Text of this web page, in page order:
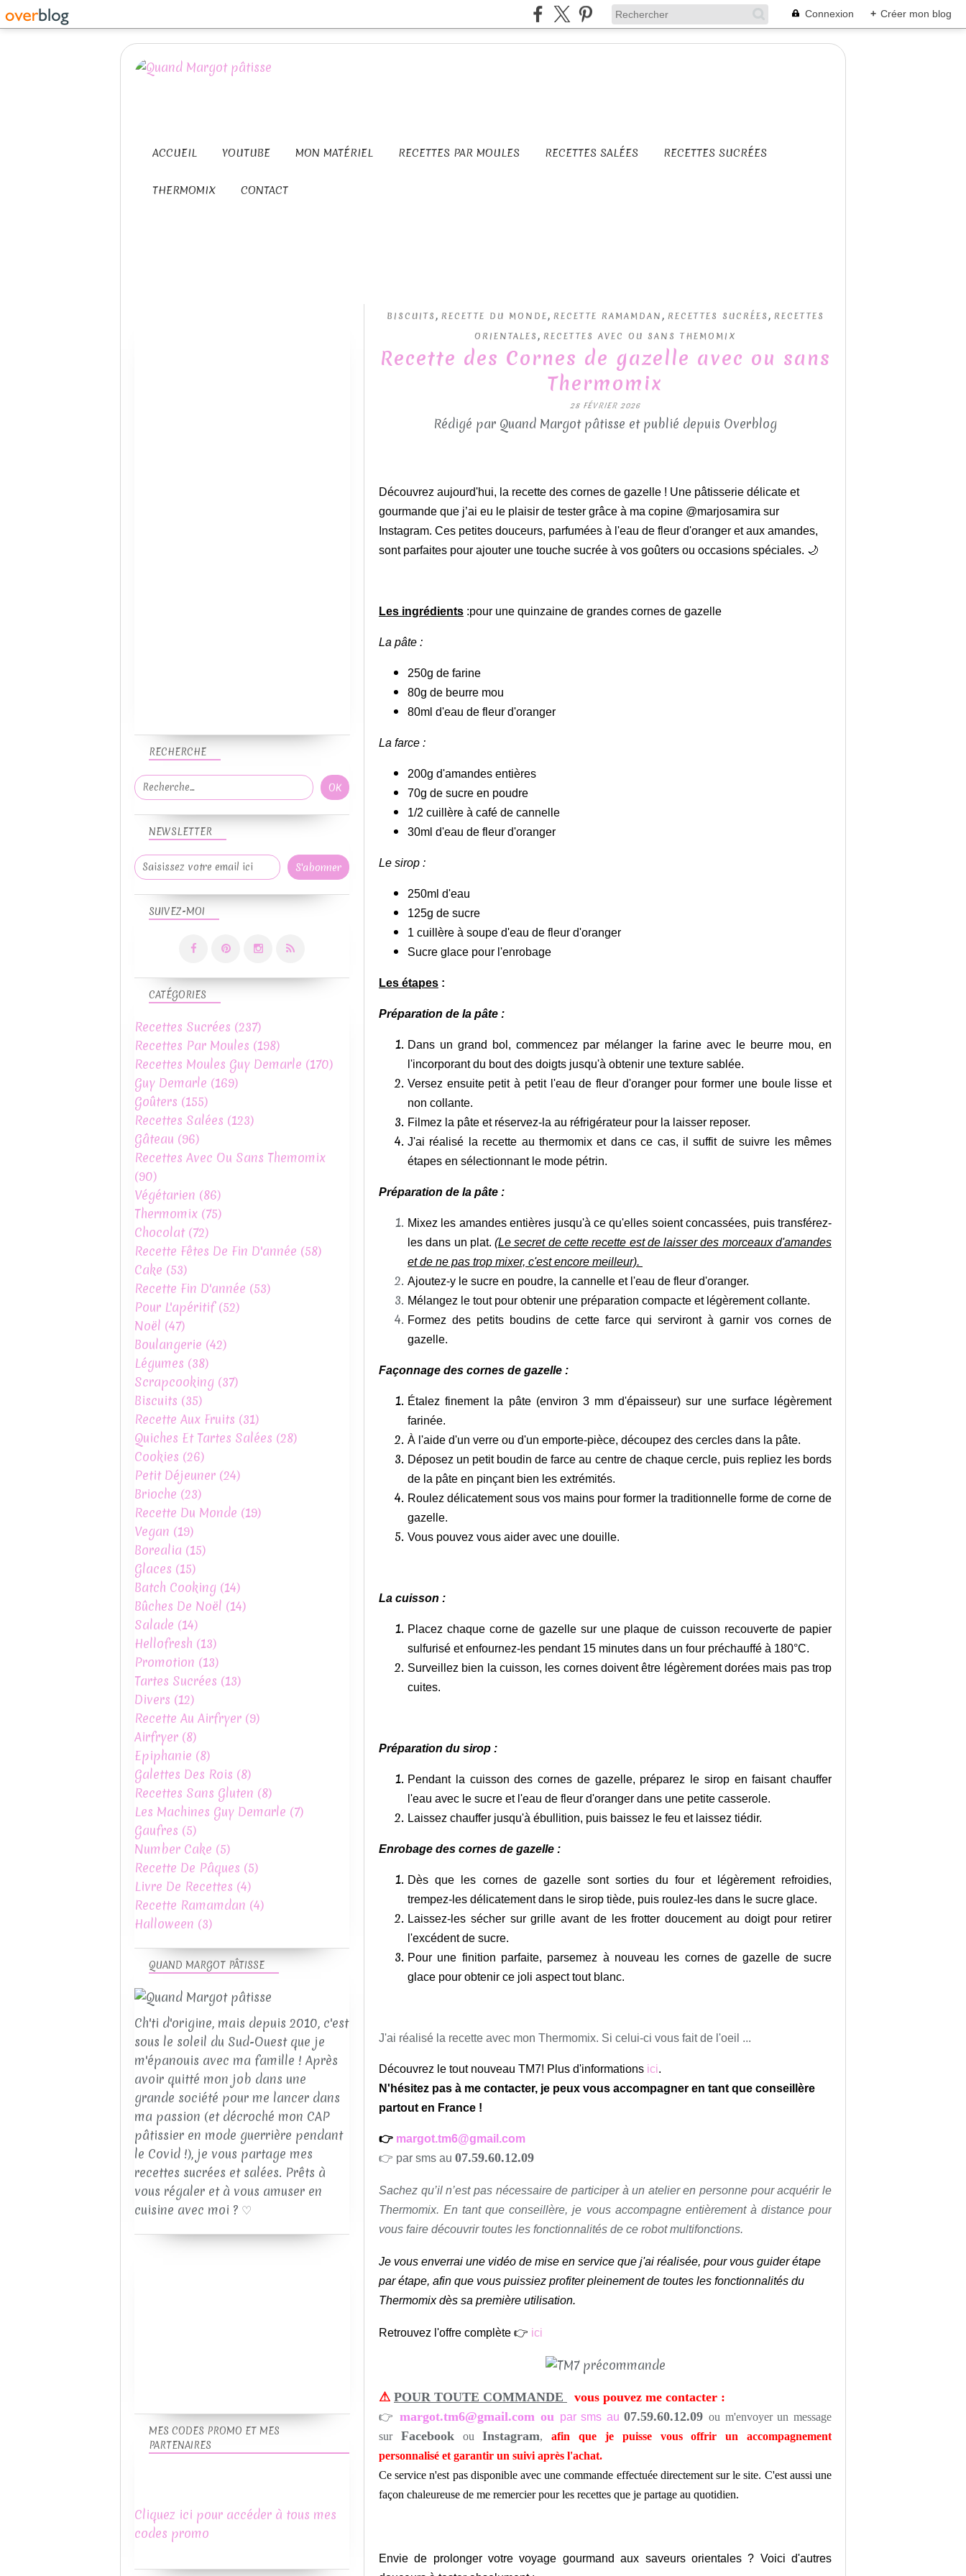
Connexion + Créer mon blog
ACCUEIL YOUTUBE MON MATÉRIEL RECETTES PAR MOULES RECETTES SALÉES RECETTES SUCRÉES
THERMOMIX CONTACT
BISCUITS , RECETTE DU MONDE, RECETTE RAMAMDAN , RECETTES SUCRÉES , RECETTES
ORIENTALES , RECETTES AVEC OU SANS THEMOMIX
Recette des Cornes de gazelle avec ou sans
Thermomix
28 FÉVRIER 2026
Rédigé par Quand Margot pâtisse et publié depuis Overblog
Découvrez aujourd'hui, la recette des cornes de gazelle ! Une pâtisserie délicate et
gourmande que j’ai eu le plaisir de tester grâce à ma copine @marjosamira sur
Instagram. Ces petites douceurs, parfumées à l'eau de fleur d'oranger et aux amandes,
sont parfaites pour ajouter une touche sucrée à vos goûters ou occasions spéciales. 🌙
Les ingrédients :pour une quinzaine de grandes cornes de gazelle
La pâte :
250g de farine
80g de beurre mou
80ml d'eau de fleur d'oranger
La farce :
200g d'amandes entières
70g de sucre en poudre
1/2 cuillère à café de cannelle
30ml d'eau de fleur d'oranger
Le sirop :
250ml d'eau
125g de sucre
1 cuillère à soupe d'eau de fleur d'oranger
Sucre glace pour l'enrobage
Les étapes :
Préparation de la pâte :
Dans un grand bol, commencez par mélanger la farine avec le beurre mou, en
l'incorporant du bout des doigts jusqu'à obtenir une texture sablée.
Versez ensuite petit à petit l'eau de fleur d'oranger pour former une boule lisse et
non collante.
Filmez la pâte et réservez-la au réfrigérateur pour la laisser reposer.
J'ai réalisé la recette au thermomix et dans ce cas, il suffit de suivre les mêmes
étapes en sélectionnant le mode pétrin.
Préparation de la pâte :
Mixez les amandes entières jusqu'à ce qu'elles soient concassées, puis transférez-
les dans un plat.(Le secret de cette recette est de laisser des morceaux d'amandes
et de ne pas trop mixer, c'est encore meilleur).
Ajoutez-y le sucre en poudre, la cannelle et l'eau de fleur d'oranger.
Mélangez le tout pour obtenir une préparation compacte et légèrement collante.
Formez des petits boudins de cette farce qui serviront à garnir vos cornes de
gazelle.
Façonnage des cornes de gazelle :
Étalez finement la pâte (environ 3 mm d'épaisseur) sur une surface légèrement
farinée.
À l'aide d'un verre ou d'un emporte-pièce, découpez des cercles dans la pâte.
Déposez un petit boudin de farce au centre de chaque cercle, puis repliez les bords
de la pâte en pinçant bien les extrémités.
Roulez délicatement sous vos mains pour former la traditionnelle forme de corne de
gazelle.
Vous pouvez vous aider avec une douille.
La cuisson :
Placez chaque corne de gazelle sur une plaque de cuisson recouverte de papier
sulfurisé et enfournez-les pendant 15 minutes dans un four préchauffé à 180°C.
Surveillez bien la cuisson, les cornes doivent être légèrement dorées mais pas trop
cuites.
Préparation du sirop :
Pendant la cuisson des cornes de gazelle, préparez le sirop en faisant chauffer
l'eau avec le sucre et l'eau de fleur d'oranger dans une petite casserole.
Laissez chauffer jusqu'à ébullition, puis baissez le feu et laissez tiédir.
Enrobage des cornes de gazelle :
Dès que les cornes de gazelle sont sorties du four et légèrement refroidies,
trempez-les délicatement dans le sirop tiède, puis roulez-les dans le sucre glace.
Laissez-les sécher sur grille avant de les frotter doucement au doigt pour retirer
l'excédent de sucre.
Pour une finition parfaite, parsemez à nouveau les cornes de gazelle de sucre
glace pour obtenir ce joli aspect tout blanc.
J'ai réalisé la recette avec mon Thermomix. Si celui-ci vous fait de l'oeil ...
Découvrez le tout nouveau TM7! Plus d'informations ici.
N'hésitez pas à me contacter, je peux vous accompagner en tant que conseillère
partout en France !
👉 margot.tm6@gmail.com
👉 par sms au 07.59.60.12.09
Sachez qu’il n’est pas nécessaire de participer à un atelier en personne pour acquérir le
Thermomix. En tant que conseillère, je vous accompagne entièrement à distance pour
vous faire découvrir toutes les fonctionnalités de ce robot multifonctions.
Je vous enverrai une vidéo de mise en service que j'ai réalisée, pour vous guider étape
par étape, afin que vous puissiez profiter pleinement de toutes les fonctionnalités du
Thermomix dès sa première utilisation.
Retrouvez l'offre complète 👉 ici
⚠ POUR TOUTE COMMANDE vous pouvez me contacter :
👉 margot.tm6@gmail.com ou par sms au07.59.60.12.09 ou m'envoyer un message
sur
Facebook ouInstagram, afin que je puisse vous offrir un accompagnement
personnalisé et garantir un suivi après l'achat.
Ce service n'est pas disponible avec une commande effectuée directement sur le site. C'est aussi une
façon chaleureuse de me remercier pour les recettes que je partage au quotidien.
Envie de prolonger votre voyage gourmand aux saveurs orientales ? Voici d'autres
NEWSLETTER
SUIVEZ-MOI
RECHERCHE
QUAND MARGOT PÂTISSE
Ch'ti d'origine, mais depuis 2010, c'est
sous le soleil du Sud-Ouest que je
m'épanouis avec ma famille ! Après
avoir quitté mon job dans une
grande société pour me lancer dans
ma passion (et décroché mon CAP
pâtissier en mode guerrière pendant
le Covid !), je vous partage mes
recettes sucrées et salées. Prêts à
vous régaler et à vous amuser en
cuisine avec moi ? ♡
CATÉGORIES
Recettes Sucrées (237)
Recettes Par Moules (198)
Recettes Moules Guy Demarle (170)
Guy Demarle (169)
Goûters (155)
Recettes Salées (123)
Gâteau (96)
Recettes Avec Ou Sans Themomix
(90)
Végétarien (86)
Thermomix (75)
Chocolat(72)
Recette Fêtes De Fin D'année (58)
Cake (53)
Recette Fin D'année (53)
Pour L'apéritif(52)
Noël (47)
Boulangerie (42)
Légumes (38)
Scrapcooking (37)
Biscuits (35)
Recette Aux Fruits (31)
Quiches Et Tartes Salées (28)
Cookies (26)
Petit Déjeuner (24)
Brioche (23)
Recette Du Monde (19)
Vegan (19)
Borealia (15)
Glaces (15)
Batch Cooking (14)
Bûches De Noël (14)
Salade (14)
Hellofresh (13)
Promotion (13)
Tartes Sucrées (13)
Divers (12)
Recette Au Airfryer (9)
Airfryer (8)
Epiphanie (8)
Galettes Des Rois (8)
Recettes Sans Gluten (8)
Les Machines Guy Demarle (7)
Gaufres (5)
Number Cake (5)
Recette De Pâques (5)
Livre De Recettes (4)
Recette Ramamdan (4)
Halloween (3)
MES CODES PROMO ET MES
PARTENAIRES
Cliquez ici pour accéder à tous mes
codes promo